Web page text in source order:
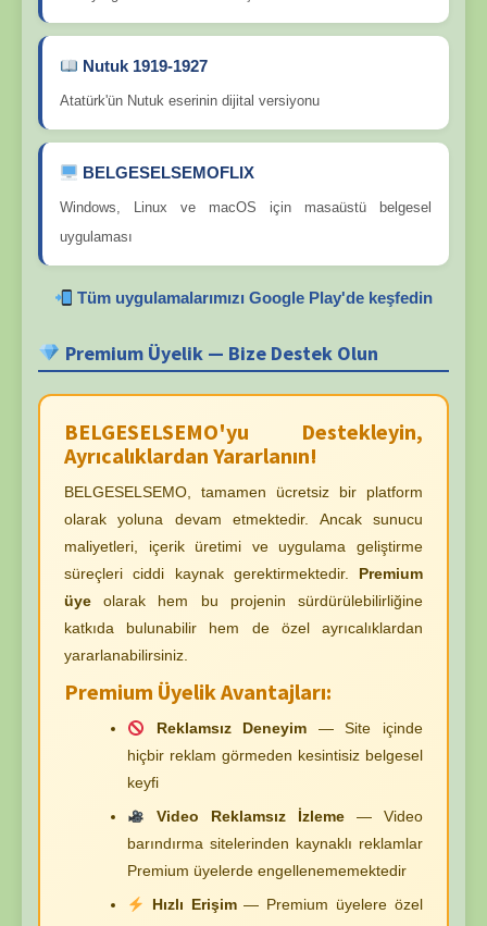
Nutuk 1919-1927
Atatürk'ün Nutuk eserinin dijital versiyonu
BELGESELSEMOFLIX
Windows, Linux ve macOS için masaüstü belgesel
uygulaması
Tüm uygulamalarımızı Google Play'de keşfedin
Premium Üyelik — Bize Destek Olun
BELGESELSEMO'yu Destekleyin,
Ayrıcalıklardan Yararlanın!
BELGESELSEMO, tamamen ücretsiz bir platform
olarak yoluna devam etmektedir. Ancak sunucu
maliyetleri, içerik üretimi ve uygulama geliştirme
süreçleri ciddi kaynak gerektirmektedir. Premium
üye olarak hem bu projenin sürdürülebilirliğine
katkıda bulunabilir hem de özel ayrıcalıklardan
yararlanabilirsiniz.
Premium Üyelik Avantajları:
Reklamsız Deneyim — Site içinde
hiçbir reklam görmeden kesintisiz belgesel
keyfi
Video Reklamsız İzleme— Video
barındırma sitelerinden kaynaklı reklamlar
Premium üyelerde engellenememektedir
Hızlı Erişim— Premium üyelere özel